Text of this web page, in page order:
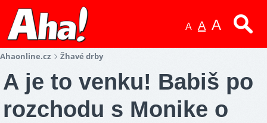
A A A
Ahaonline.cz Žhavé drby
A je to venku! Babiš po
rozchodu s Monike o